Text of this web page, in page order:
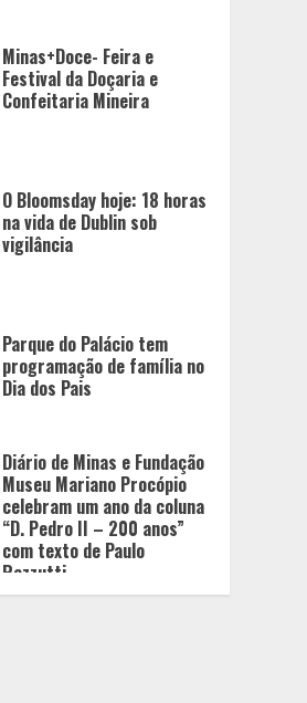
Festival da Doçaria e
Confeitaria Mineira
na vida de Dublin sob
vigilância
programação de família no
Dia dos Pais
Museu Mariano Procópio
celebram um ano da coluna
“D. Pedro II – 200 anos”
com texto de Paulo
Rezzutti
Chegada da seca
impulsiona ritmo das obras